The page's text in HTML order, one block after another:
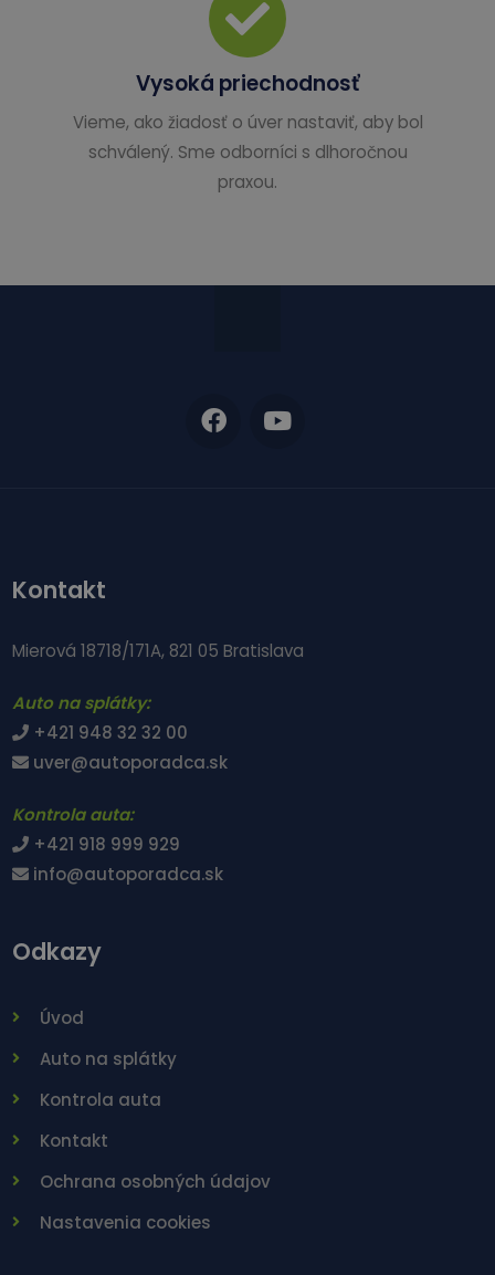
Vysoká priechodnosť
Vieme, ako žiadosť o úver nastaviť, aby bol
schválený. Sme odborníci s dlhoročnou
praxou.
Kontakt
Mierová 18718/171A, 821 05 Bratislava
Auto na splátky:
+421 948 32 32 00
uver@autoporadca.sk
Kontrola auta:
+421 918 999 929
info@autoporadca.sk
Odkazy
Úvod
Auto na splátky
Kontrola auta
Kontakt
Ochrana osobných údajov
Nastavenia cookies